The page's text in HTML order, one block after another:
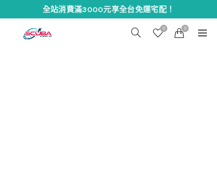
全站消費滿3000元享全台免運宅配！
0 0